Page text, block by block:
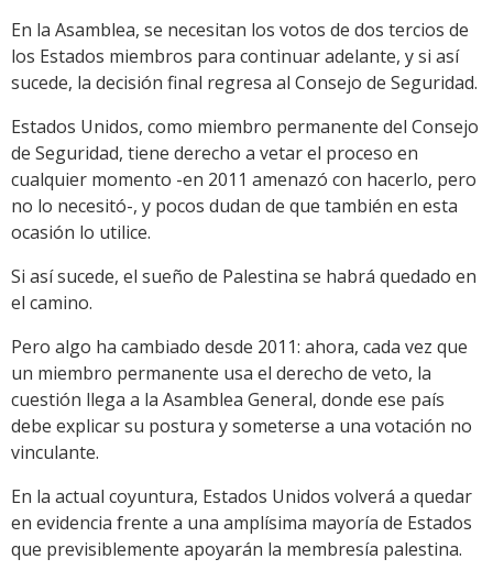
En la Asamblea, se necesitan los votos de dos tercios de
los Estados miembros para continuar adelante, y si así
sucede, la decisión final regresa al Consejo de Seguridad.
Estados Unidos, como miembro permanente del Consejo
de Seguridad, tiene derecho a vetar el proceso en
cualquier momento -en 2011 amenazó con hacerlo, pero
no lo necesitó-, y pocos dudan de que también en esta
ocasión lo utilice.
Si así sucede, el sueño de Palestina se habrá quedado en
el camino.
Pero algo ha cambiado desde 2011: ahora, cada vez que
un miembro permanente usa el derecho de veto, la
cuestión llega a la Asamblea General, donde ese país
debe explicar su postura y someterse a una votación no
vinculante.
En la actual coyuntura, Estados Unidos volverá a quedar
en evidencia frente a una amplísima mayoría de Estados
que previsiblemente apoyarán la membresía palestina.